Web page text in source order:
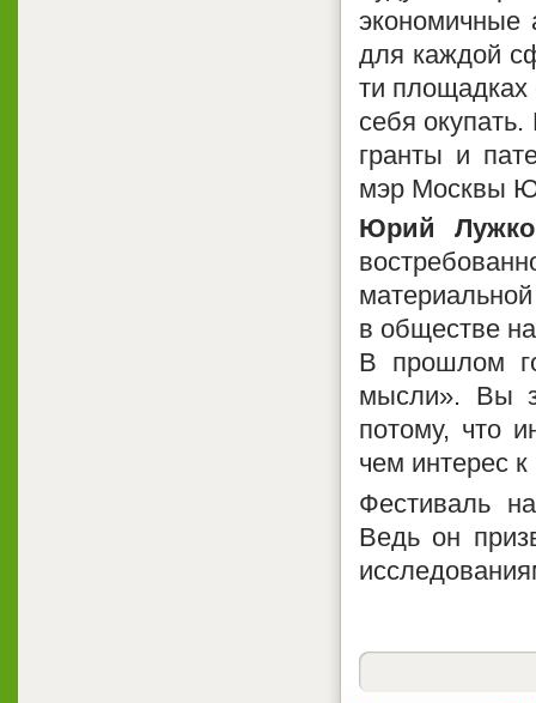
экономичные
для каждой
ти площадках
себя
гранты и
мэр Москвы
Юрий
в обществе
В прошлом
мысли». Вы
потому, что
чем интерес
Фестиваль
Ведь он